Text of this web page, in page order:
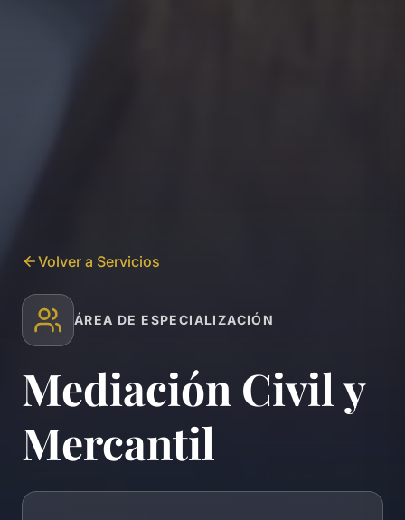
Volver a Servicios
ÁREA DE ESPECIALIZACIÓN
Mediación Civil y
Mercantil